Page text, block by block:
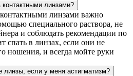
контактными линзами?
линзами важно
специального раствора, не
и соблюдать рекомендации по
спать в линзах, если они не
ношения, и всегда мойте руки
линзы, если у меня астигматизм?